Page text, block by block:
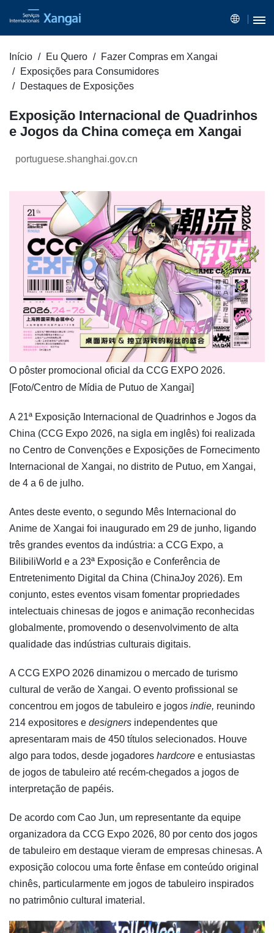
Início Eu Quero
Fazer Compras em Xangai
Exposições para Consumidores
Destaques de Exposições
Exposição Internacional de Quadrinhos
e Jogos da China começa em Xangai
portuguese.shanghai.gov.cn
​O pôster promocional oficial da CCG EXPO 2026.
[Foto/Centro de Mídia de Putuo de Xangai]
A 21ª Exposição Internacional de Quadrinhos e Jogos da
China (CCG Expo 2026, na sigla em inglês) foi realizada
no Centro de Convenções e Exposições de Fornecimento
Internacional de Xangai, no distrito de Putuo, em Xangai,
de 4 a 6 de julho.
Antes deste evento, o segundo Mês Internacional do
Anime de Xangai foi inaugurado em 29 de junho, ligando
três grandes eventos da indústria: a CCG Expo, a
BilibiliWorld e a 23ª Exposição e Conferência de
Entretenimento Digital da China (ChinaJoy 2026). Em
conjunto, estes eventos visam fomentar propriedades
intelectuais chinesas de jogos e animação reconhecidas
globalmente, promovendo o desenvolvimento de alta
qualidade das indústrias culturais digitais.
A CCG EXPO 2026 dinamizou o mercado de turismo
cultural de verão de Xangai. O evento profissional se
concentrou em jogos de tabuleiro e jogos indie, reunindo
214 expositores e designers independentes que
apresentaram mais de 450 títulos selecionados. Houve
algo para todos, desde jogadores hardcore e entusiastas
de jogos de tabuleiro até recém-chegados a jogos de
interpretação de papéis.
De acordo com Cao Jun, um representante da equipe
organizadora da CCG Expo 2026, 80 por cento dos jogos
de tabuleiro em destaque vieram de empresas chinesas. A
exposição colocou uma forte ênfase em conteúdo original
chinês, particularmente em jogos de tabuleiro inspirados
no patrimônio cultural imaterial.